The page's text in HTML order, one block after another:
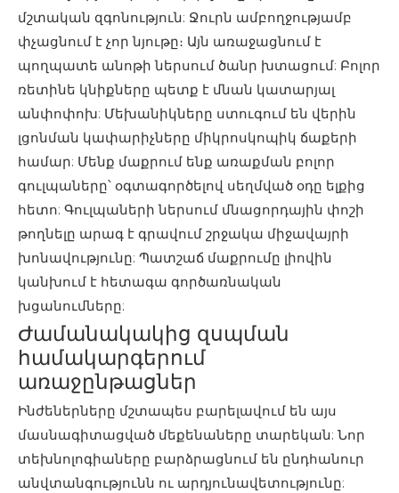
մշտական ​​զգոնություն: Ջուրն ամբողջությամբ
փչացնում է չոր նյութը։ Այն առաջացնում է
պողպատե անոթի ներսում ծանր խտացում: Բոլոր
ռետինե կնիքները պետք է մնան կատարյալ
անփոփոխ: Մեխանիկները ստուգում են վերին
լցոնման կափարիչները միկրոսկոպիկ ճաքերի
համար: Մենք մաքրում ենք առաքման բոլոր
գուլպաները՝ օգտագործելով սեղմված օդը ելքից
հետո: Գուլպաների ներսում մնացորդային փոշի
թողնելը արագ է գրավում շրջակա միջավայրի
խոնավությունը: Պատշաճ մաքրումը լիովին
կանխում է հետագա գործառնական
խցանումները:
Ժամանակակից զսպման
համակարգերում
առաջընթացներ
Ինժեներները մշտապես բարելավում են այս
մասնագիտացված մեքենաները տարեկան: Նոր
տեխնոլոգիաները բարձրացնում են ընդհանուր
անվտանգությունն ու արդյունավետությունը: